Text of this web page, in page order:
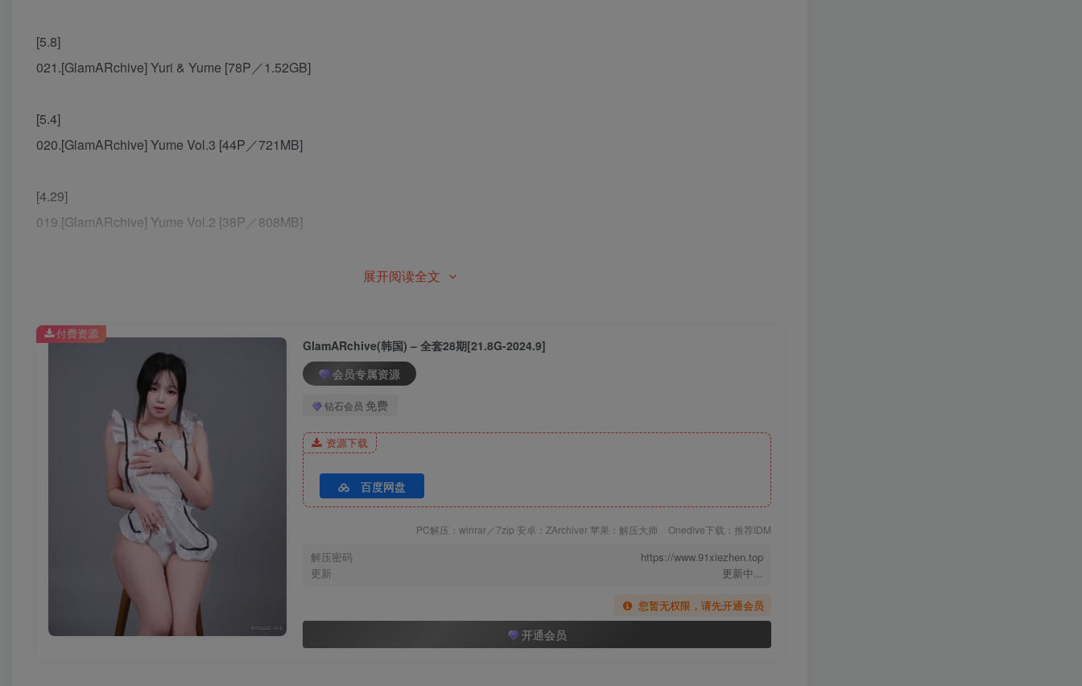
[5.8]
021.[GlamARchive] Yuri & Yume [78P／1.52GB]
[5.4]
020.[GlamARchive] Yume Vol.3 [44P／721MB]
[4.29]
019.[GlamARchive] Yume Vol.2 [38P／808MB]
017.[GlamARchive] Kana – No.6 [43P-212M]
016.[GlamARchive] BAEK SUL TANG Vol.21[40P-918.5M]
015.[GlamARchive] BAEK SUL TANG – No.18 Private maid [50P／1.13GB]
014.[GlamARchive] Woo – No.12 OFFICE LOOK[40P／559MB]
展开阅读全文
GlamARchive(韩国) – 全套28期[21.8G-2024.9]
会员专属资源
钻石会员 免费
资源下载
百度网盘
PC解压：winrar／7zip 安卓：ZArchiver 苹果：解压大师 Onedive下载：推荐IDM
解压密码
https://www.91xiezhen.top
更新
更新中...
您暂无权限，请先开通会员
开通会员
付费资源